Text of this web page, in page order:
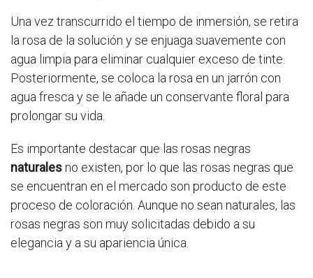
Una vez transcurrido el tiempo de inmersión, se retira
la rosa de la solución y se enjuaga suavemente con
agua limpia para eliminar cualquier exceso de tinte.
Posteriormente, se coloca la rosa en un jarrón con
agua fresca y se le añade un conservante floral para
prolongar su vida.
Es importante destacar que las rosas negras
naturalesno existen, por lo que las rosas negras que
se encuentran en el mercado son producto de este
proceso de coloración. Aunque no sean naturales, las
rosas negras son muy solicitadas debido a su
elegancia y a su apariencia única.